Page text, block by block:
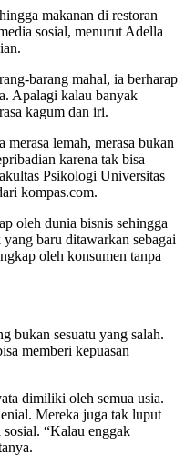
makanan di restoran
sosial, menurut Adella
barang mahal, ia berharap
Apalagi kalau banyak
kagum dan iri.
lemah, merasa bukan
karena tak bisa
Psikologi Universitas
kompas.com.
oleh dunia bisnis sehingga
baru ditawarkan sebagai
oleh konsumen tanpa
bukan sesuatu yang salah.
memberi kepuasan
dimiliki oleh semua usia.
Mereka juga tak luput
sosial. “Kalau enggak